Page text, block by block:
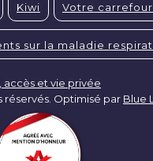
Kiwi Votre carrefour
sur la maladie
accès et vie privée
réservés. Optimisé par Blue